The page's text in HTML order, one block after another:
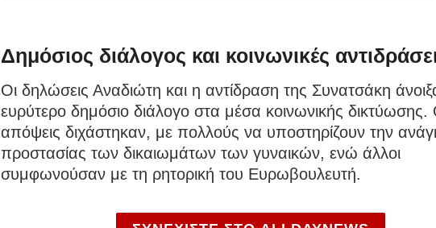
Δημόσιος διάλογος και κοινωνικές
Οι δηλώσεις Αναδιώτη και η αντίδραση της Συνατσάκη
ευρύτερο δημόσιο διάλογο στα μέσα κοινωνικής δικτύωσης.
απόψεις διχάστηκαν, με πολλούς να υποστηρίζουν την
προστασίας των δικαιωμάτων των γυναικών, ενώ άλλοι
συμφωνούσαν με τη ρητορική του Ευρωβουλευτή.